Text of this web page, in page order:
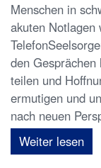
Menschen in
akuten Notlagen
den
teilen und
ermutigen und
nach neuen
Weiter lesen